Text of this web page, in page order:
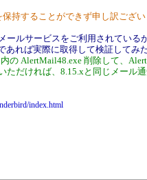
持することができず申し訳ござい
ールサービスをご利用されている
れば実際に取得して検証してみ
の AlertMail48.exe 削除して、
ただければ、8.15.xと同じメール通
index.html